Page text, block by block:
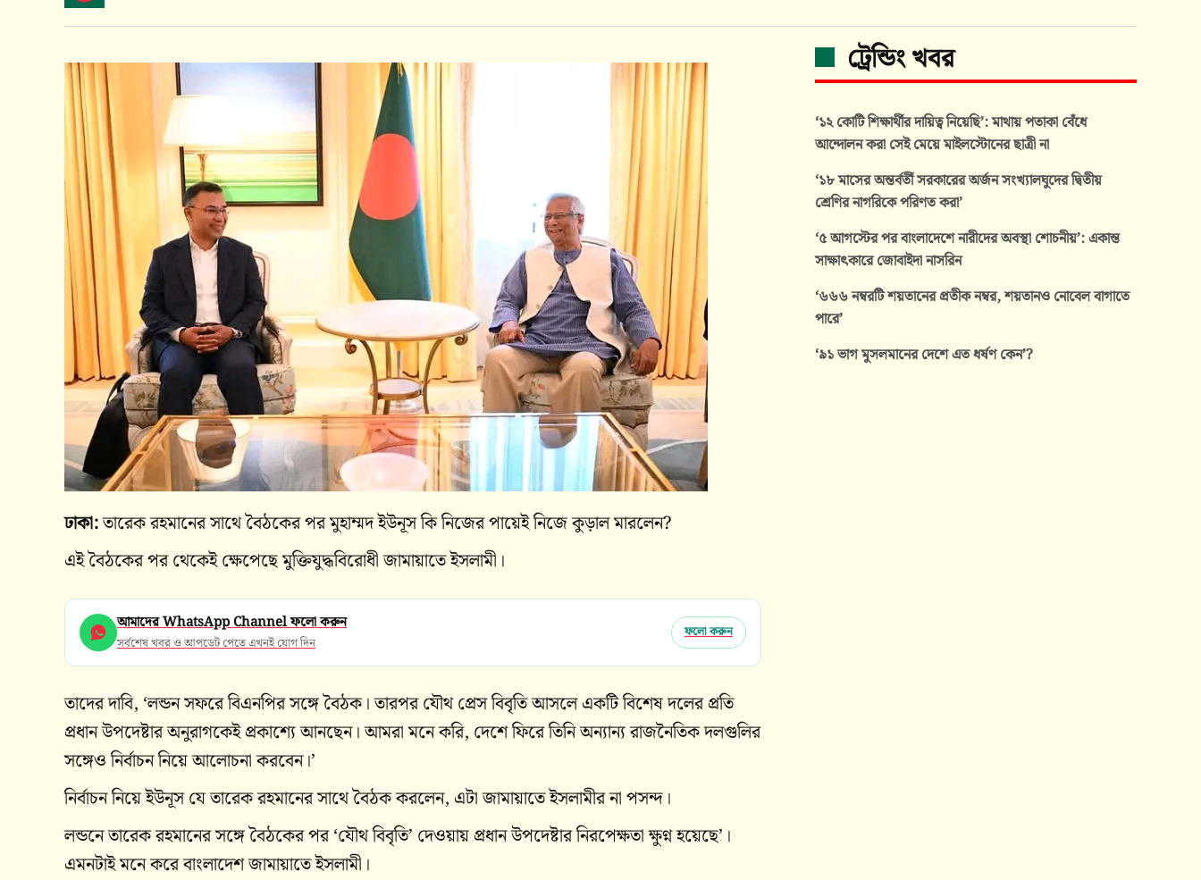
ঢাকা:তারেক রহমানের সাথে বৈঠকের পর মুহাম্মদ ইউনূস কি নিজের পায়েই নিজে কুড়াল মারলেন?
এই বৈঠকের পর থেকেই ক্ষেপেছে মুক্তিযুদ্ধবিরোধী জামায়াতে ইসলামী।
আমাদের WhatsApp Channel ফলো করুন
সর্বশেষ খবর ও আপডেট পেতে এখনই যোগ দিন
ফলো করুন
তাদের দাবি, ‘লন্ডন সফরে বিএনপির সঙ্গে বৈঠক। তারপর যৌথ প্রেস বিবৃতি আসলে একটি বিশেষ দলের প্রতি
প্রধান উপদেষ্টার অনুরাগকেই প্রকাশ্যে আনছেন। আমরা মনে করি, দেশে ফিরে তিনি অন্যান্য রাজনৈতিক দলগুলির
সঙ্গেও নির্বাচন নিয়ে আলোচনা করবেন।’
নির্বাচন নিয়ে ইউনূস যে তারেক রহমানের সাথে বৈঠক করলেন, এটা জামায়াতে ইসলামীর না পসন্দ।
লন্ডনে তারেক রহমানের সঙ্গে বৈঠকের পর ‘যৌথ বিবৃতি’ দেওয়ায় প্রধান উপদেষ্টার নিরপেক্ষতা ক্ষুণ্ন হয়েছে’।
এমনটাই মনে করে বাংলাদেশ জামায়াতে ইসলামী।
ট্রেন্ডিং খবর
‘১২ কোটি শিক্ষার্থীর দায়িত্ব নিয়েছি’: মাথায় পতাকা বেঁধে
আন্দোলন করা সেই মেয়ে মাইলস্টোনের ছাত্রী না
‘১৮ মাসের অন্তর্বর্তী সরকারের অর্জন সংখ্যালঘুদের দ্বিতীয়
শ্রেণির নাগরিকে পরিণত করা’
‘৫ আগস্টের পর বাংলাদেশে নারীদের অবস্থা শোচনীয়’: একান্ত
সাক্ষাৎকারে জোবাইদা নাসরিন
‘৬৬৬ নম্বরটি শয়তানের প্রতীক নম্বর, শয়তানও নোবেল বাগাতে
পারে’
‘৯১ ভাগ মুসলমানের দেশে এত ধর্ষণ কেন’?